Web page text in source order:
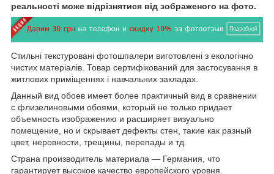
реальності може відрізнятися від зображеного на фото.
Стильні текстуровані фотошпалери виготовлені з екологічно
чистих матеріалів. Товар сертифікований для застосування в
житлових приміщеннях і навчальних закладах.
Данный вид обоев имеет более практичный вид в сравнении
с флизелиновыми обоями, который не только придает
объемность изображению и расширяет визуально
помещение, но и скрывает дефекты стен, такие как разный
цвет, неровности, трещины, перепады и тд.
Страна производитель материала — Германия, что
гарантирует высокое качество европейского уровня.